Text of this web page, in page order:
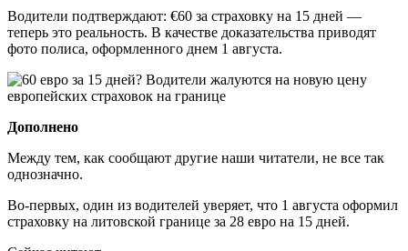
Водители подтверждают: €60 за страховку на 15 дней —
теперь это реальность. В качестве доказательства приводят
фото полиса, оформленного днем 1 августа.
Дополнено
Между тем, как сообщают другие наши читатели, не все так
однозначно.
Во-первых, один из водителей уверяет, что 1 августа оформил
страховку на литовской границе за 28 евро на 15 дней.